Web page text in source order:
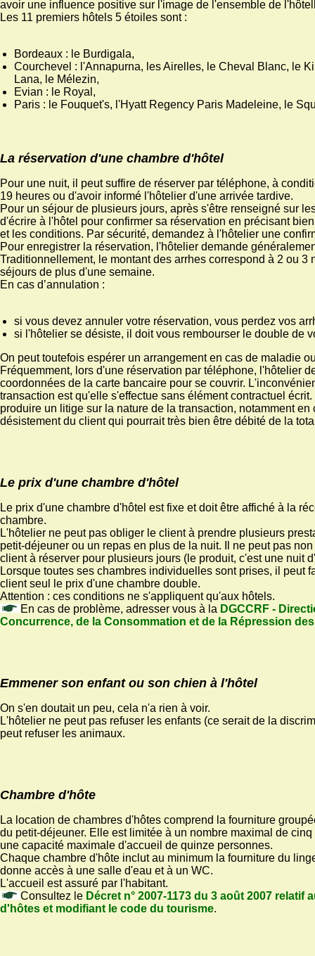
avoir une influence positive sur l'image de l'ensemble de
Les 11 premiers hôtels 5 étoiles sont :
Bordeaux : le Burdigala,
Courchevel : l'Annapurna, les Airelles, le Cheval Blanc, le
Lana, le Mélezin,
Evian : le Royal,
Paris : le Fouquet's, l'Hyatt Regency Paris Madeleine, le
La réservation d'une chambre d'hôtel
Pour une nuit, il peut suffire de réserver par téléphone, à
19 heures ou d'avoir informé l'hôtelier d'une arrivée tardive.
Pour un séjour de plusieurs jours, après s'être renseigné sur
d'écrire à l'hôtel pour confirmer sa réservation en précisant
et les conditions. Par sécurité, demandez à l'hôtelier une
Pour enregistrer la réservation, l'hôtelier demande
Traditionnellement, le montant des arrhes correspond à 2 ou 3
séjours de plus d'une semaine.
En cas d’annulation :
si vous devez annuler votre réservation, vous perdez vos
si l'hôtelier se désiste, il doit vous rembourser le double de
On peut toutefois espérer un arrangement en cas de maladie
Fréquemment, lors d'une réservation par téléphone, l'hôtelier
coordonnées de la carte bancaire pour se couvrir.
transaction est qu'elle s'effectue sans élément contractuel
produire un litige sur la nature de la transaction, notamment en
désistement du client qui pourrait très bien être débité de la
Le prix d'une chambre d'hôtel
Le prix d'une chambre d'hôtel est fixe et doit être affiché à la
chambre.
L'hôtelier ne peut pas obliger le client à prendre plusieurs
petit-déjeuner ou un repas en plus de la nuit. Il ne peut pas
client à réserver pour plusieurs jours (le produit, c'est une nuit
Lorsque toutes ses chambres individuelles sont prises, il peut
client seul le prix d'une chambre double.
Attention : ces conditions ne s'appliquent qu'aux hôtels.
En cas de problème, adresser vous à la DGCCRF -
Concurrence, de la Consommation et de la Répression
Emmener son enfant ou son chien à l'hôtel
On s'en doutait un peu, cela n'a rien à voir.
L'hôtelier ne peut pas refuser les enfants (ce serait de la
peut refuser les animaux.
Chambre d'hôte
La location de chambres d'hôtes comprend la fourniture
du petit-déjeuner. Elle est limitée à un nombre maximal de
une capacité maximale d'accueil de quinze personnes.
Chaque chambre d'hôte inclut au minimum la fourniture du
donne accès à une salle d'eau et à un WC.
L'accueil est assuré par l'habitant.
Consultez le Décret n° 2007-1173 du 3 août 2007 relatif
d'hôtes et modifiant le code du tourisme.